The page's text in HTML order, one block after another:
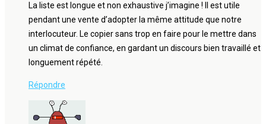
La liste est longue et non exhaustive j’imagine ! Il est utile
pendant une vente d’adopter la même attitude que notre
interlocuteur. Le copier sans trop en faire pour le mettre dans
un climat de confiance, en gardant un discours bien travaillé et
longuement répété.
Répondre